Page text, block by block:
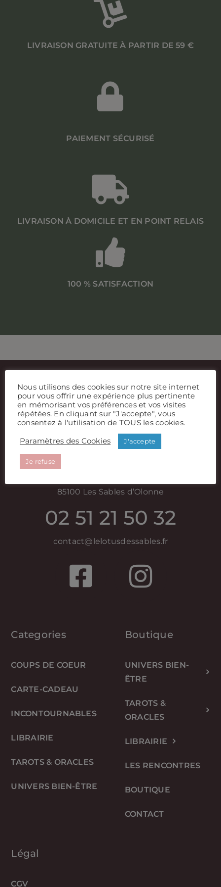
LIVRAISON GRATUITE À PARTIR DE 59 €
PAIEMENT SÉCURISÉ
LIVRAISON À DOMICILE ET EN POINT RELAIS
100 % SATISFACTION
85100 Les Sables d’Olonne
02 51 21 50 32
contact@lelotusdessables.fr
Categories
COUPS DE COEUR
CARTE-CADEAU
INCONTOURNABLES
LIBRAIRIE
TAROTS & ORACLES
UNIVERS BIEN-ÊTRE
Boutique
UNIVERS BIEN-
ÊTRE
TAROTS &
ORACLES
LIBRAIRIE
LES RENCONTRES
BOUTIQUE
CONTACT
Légal
CGV
Nous utilisons des cookies sur notre site internet
pour vous offrir une expérience plus pertinente
en mémorisant vos préférences et vos visites
répétées. En cliquant sur "J'accepte", vous
consentez à l'utilisation de TOUS les cookies.
Paramètres des Cookies J'accepte
Je refuse